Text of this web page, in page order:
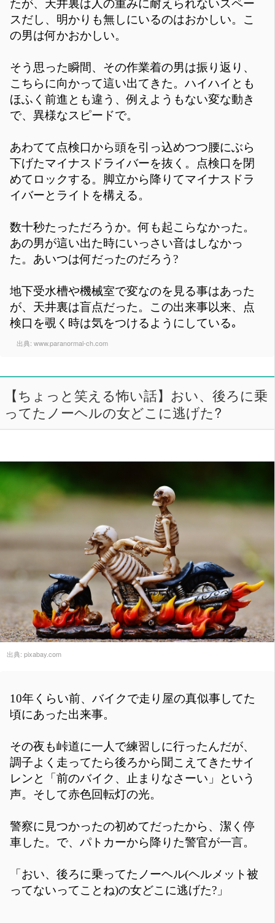
たが、天井裏は人の重みに耐えられないスペー
スだし、明かりも無しにいるのはおかしい。こ
の男は何かおかしい。
そう思った瞬間、その作業着の男は振り返り、
こちらに向かって這い出てきた。ハイハイとも
ほふく前進とも違う、例えようもない変な動き
で、異様なスピードで。
あわてて点検口から頭を引っ込めつつ腰にぶら
下げたマイナスドライバーを抜く。点検口を閉
めてロックする。脚立から降りてマイナスドラ
イバーとライトを構える。
数十秒たっただろうか。何も起こらなかった。
あの男が這い出た時にいっさい音はしなかっ
た。あいつは何だったのだろう?
地下受水槽や機械室で変なのを見る事はあった
が、天井裏は盲点だった。この出来事以来、点
検口を覗く時は気をつけるようにしている｡
出典: www.paranormal-ch.com
【ちょっと笑える怖い話】おい、後ろに乗
ってたノーヘルの女どこに逃げた?
出典: pixabay.com
10年くらい前、バイクで走り屋の真似事してた
頃にあった出来事。
その夜も峠道に一人で練習しに行ったんだが、
調子よく走ってたら後ろから聞こえてきたサイ
レンと「前のバイク、止まりなさーい」という
声。そして赤色回転灯の光。
警察に見つかったの初めてだったから、潔く停
車した。で、パトカーから降りた警官が一言。
「おい、後ろに乗ってたノーヘル(ヘルメット被
ってないってことね)の女どこに逃げた?」